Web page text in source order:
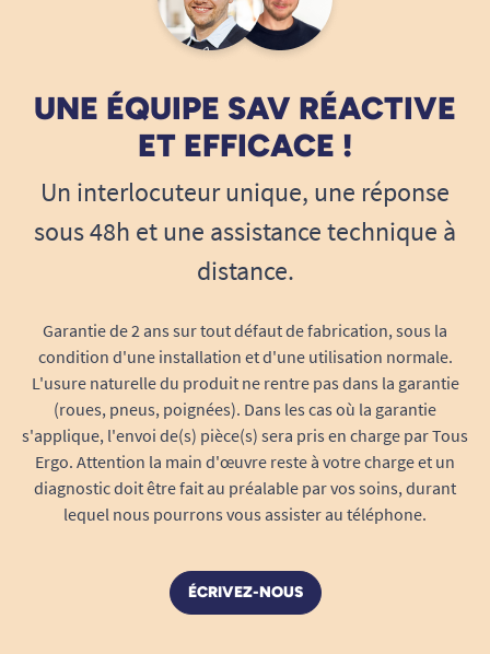
UNE ÉQUIPE SAV RÉACTIVE
ET EFFICACE !
Un interlocuteur unique, une réponse
sous 48h et une assistance technique à
distance.
Garantie de 2 ans sur tout défaut de fabrication, sous la
condition d'une installation et d'une utilisation normale.
L'usure naturelle du produit ne rentre pas dans la garantie
(roues, pneus, poignées). Dans les cas où la garantie
s'applique, l'envoi de(s) pièce(s) sera pris en charge par Tous
Ergo. Attention la main d'œuvre reste à votre charge et un
diagnostic doit être fait au préalable par vos soins, durant
lequel nous pourrons vous assister au téléphone.
ÉCRIVEZ-NOUS